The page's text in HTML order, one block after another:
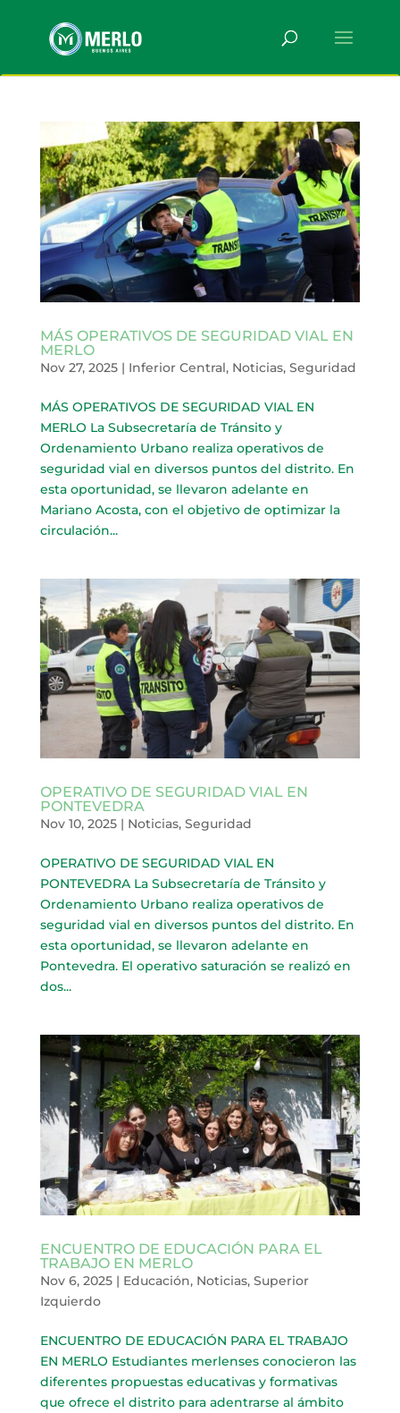
MÁS OPERATIVOS DE SEGURIDAD VIAL EN
MERLO
Nov 27, 2025| Inferior Central, Noticias, Seguridad
MÁS OPERATIVOS DE SEGURIDAD VIAL EN
MERLO La Subsecretaría de Tránsito y
Ordenamiento Urbano realiza operativos de
seguridad vial en diversos puntos del distrito. En
esta oportunidad, se llevaron adelante en
Mariano Acosta, con el objetivo de optimizar la
circulación...
OPERATIVO DE SEGURIDAD VIAL EN
PONTEVEDRA
Nov 10, 2025| Noticias, Seguridad
OPERATIVO DE SEGURIDAD VIAL EN
PONTEVEDRA La Subsecretaría de Tránsito y
Ordenamiento Urbano realiza operativos de
seguridad vial en diversos puntos del distrito. En
esta oportunidad, se llevaron adelante en
Pontevedra. El operativo saturación se realizó en
dos...
ENCUENTRO DE EDUCACIÓN PARA EL
TRABAJO EN MERLO
Nov 6, 2025| Educación, Noticias, Superior
Izquierdo
ENCUENTRO DE EDUCACIÓN PARA EL TRABAJO
EN MERLO Estudiantes merlenses conocieron las
diferentes propuestas educativas y formativas
que ofrece el distrito para adentrarse al ámbito